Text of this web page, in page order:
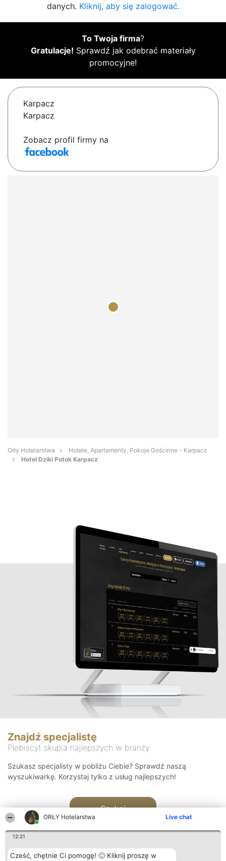
ORŁY Hotelarstwa Live chat
12:21
Cześć, chętnie Ci pomogę! 🙂 Kliknij proszę w
danych. Kliknij, aby się zalogować.
To Twoja firma?
Gratulacje! Sprawdź jak odebrać materiały
promocyjne!
Karpacz
Karpacz
Zobacz profil firmy na
Orły Hotelarstwa
Hotele, Apartamenty, Pokoje Gościnne - Karpacz
Hotel Dziki Potok Karpacz
Znajdź specjalistę
Plebiscyt skupia najlepszych w branży
Szukasz specjalisty w pobliżu Ciebie? Sprawdź naszą
wyszukiwarkę. Korzystaj tylko z usług najlepszych!
Szukaj